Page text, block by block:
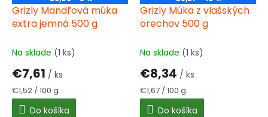
Grizly Mandľová múka
extra jemná 500 g
Na sklade (1 ks)
€7,61 / ks
Jednotková
cena:
€1,52 / 100 g
Do košíka
Grizly Múka z vlašských
orechov 500 g
Na sklade (1 ks)
€8,34 / ks
Jednotková
cena:
€1,67 / 100 g
Do košíka